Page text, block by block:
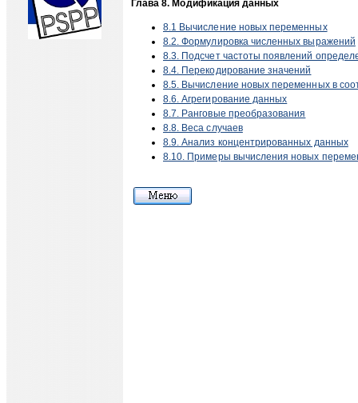
Глава 8. Модификация данных
8.1 Вычисление новых переменных
8.2. Формулировка численных выражений
8.3. Подсчет частоты появлений
8.4. Перекодирование значений
8.5. Вычисление новых переменных в
8.6. Агрегирование данных
8.7. Ранговые преобразования
8.8. Веса случаев
8.9. Анализ концентрированных данных
8.10. Примеры вычисления новых